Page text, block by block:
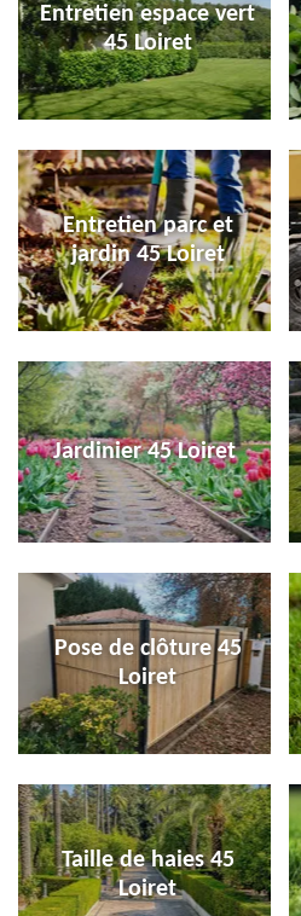
Entretien espace vert
45 Loiret
Entretien parc et
jardin 45 Loiret
Jardinier 45 Loiret
Pose de clôture 45
Loiret
Taille de haies 45
Loiret